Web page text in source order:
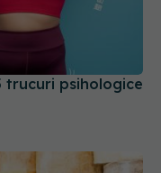
trucuri psihologice